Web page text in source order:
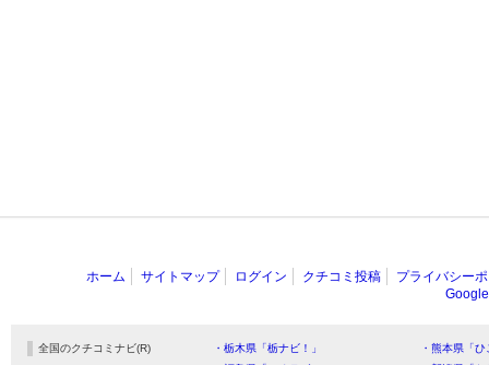
ホーム サイトマップ ログイン クチコミ投稿
プライバシー
全国のクチコミナビ(R) ・栃木県「栃ナビ！」
・熊本県「